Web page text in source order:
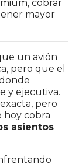
cobrar
mayor
un avión
pero que el
y ejecutiva.
pero
hoy cobra
asientos